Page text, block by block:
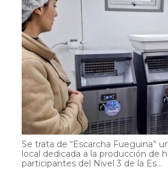
Se trata de “Escarcha Fueguina”
local dedicada a la producción de
participantes del Nivel 3 de la Es...